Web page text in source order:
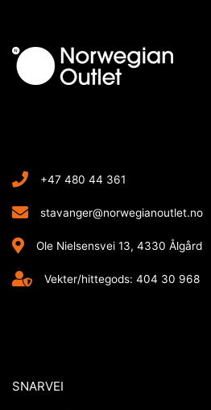
+47 480 44 361
stavanger@norwegianoutlet.no
Ole Nielsensvei 13, 4330 Ålgård
Vekter/hittegods: 404 30 968
SNARVEI